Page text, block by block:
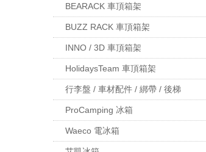
BEARACK 車頂箱架
BUZZ RACK 車頂箱架
INNO / 3D 車頂箱架
HolidaysTeam 車頂箱架
行李盤 / 車材配件 / 綁帶 / 後梯
ProCamping 冰箱
Waeco 電冰箱